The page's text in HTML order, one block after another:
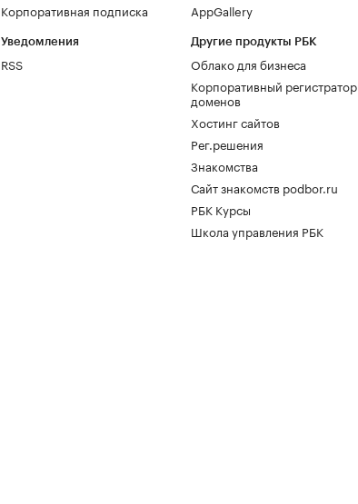
Корпоративная подписка
Уведомления
RSS
AppGallery
Другие продукты РБК
Облако для бизнеса
Корпоративный регистратор
доменов
Хостинг сайтов
Рег.решения
Знакомства
Сайт знакомств podbor.ru
РБК Курсы
Школа управления РБК